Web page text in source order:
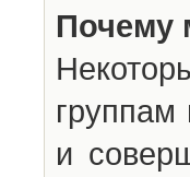
Почему
группам
и